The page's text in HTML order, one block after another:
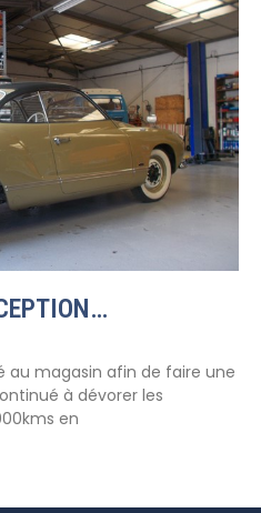
au magasin afin de faire une
à dévorer les
en